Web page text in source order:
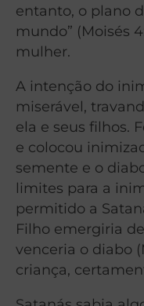
entanto, o plano
mundo” (Moisés
mulher.
A intenção do
miserável,
ela e seus filhos.
e colocou
semente e o
limites para a
permitido a
Filho emergiria
venceria o diabo
criança,